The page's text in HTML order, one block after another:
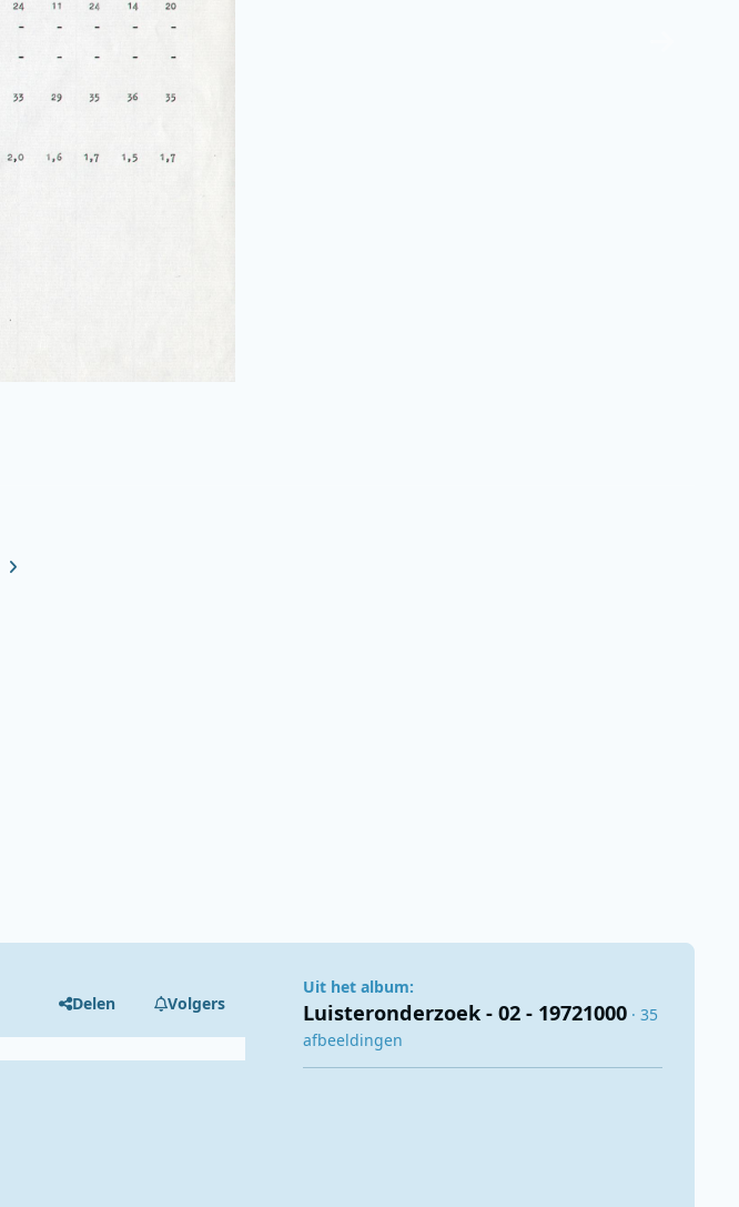
carousel slide
Next carousel slide
Delen Volgers
Uit het album:
Luisteronderzoek - 02 - 19721000 · 35
afbeeldingen